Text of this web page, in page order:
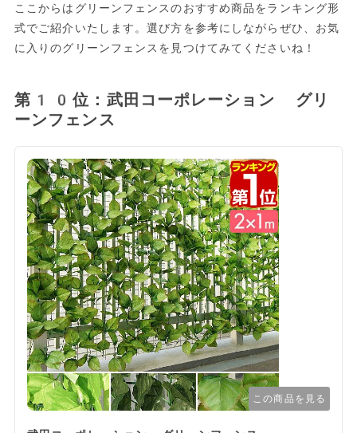
ここからはグリーンフェンスのおすすめ商品をランキング形
式でご紹介いたします。選び方を参考にしながらぜひ、お気
に入りのグリーンフェンスを見つけてみてくださいね！
第10位：武田コーポレーション グリ
ーンフェンス
この商品を見る